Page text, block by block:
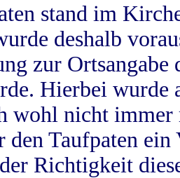
stand im
deshalb
zur
Hierbei wurde
wohl nicht
den Taufpaten
Richtigkeit